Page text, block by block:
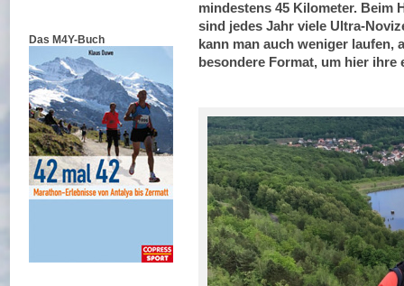
Das M4Y-Buch
mindestens 45 Kilometer. Beim
sind jedes Jahr viele Ultra-
kann man auch weniger laufen,
besondere Format, um hier